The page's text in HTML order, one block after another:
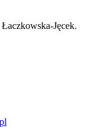
Jęcek.